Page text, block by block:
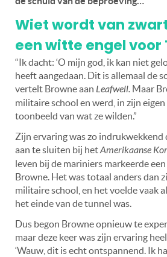
Wiet wordt van
een witte engel voor
“Ik dacht: ‘O mijn god, ik kan niet
heeft aangedaan. Dit is allemaal de
vertelt Browne aan Leafwell. Maar
militaire school en werd, in zijn
toonbeeld van wat ze wilden.”
Zijn ervaring was zo indrukwekkend
aan te sluiten bij hetAmerikaanse
leven bij de mariniers markeerde
Browne. Het was totaal anders dan
militaire school, en het voelde vaak
het einde van de tunnel was.
Dus begon Browne opnieuw te
maar deze keer was zijn ervaring
‘Wauw, dit is echt ontspannend. Ik